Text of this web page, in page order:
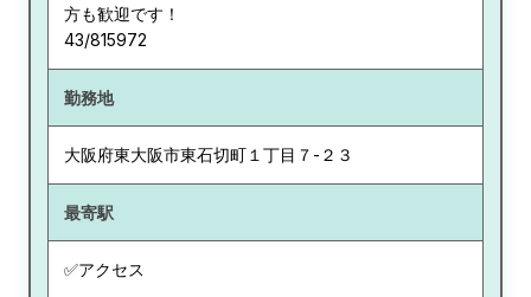
方も歓迎です！
43/815972
勤務地
大阪府東大阪市東石切町１丁目７-２３
最寄駅
✅アクセス